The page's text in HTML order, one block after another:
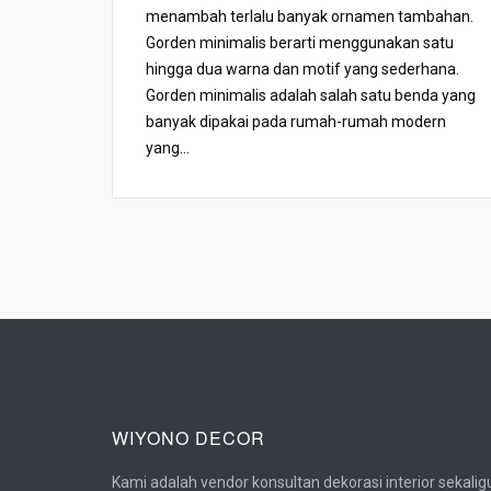
menambah terlalu banyak ornamen tambahan.
Gorden minimalis berarti menggunakan satu
hingga dua warna dan motif yang sederhana.
Gorden minimalis adalah salah satu benda yang
banyak dipakai pada rumah-rumah modern
yang...
WIYONO DECOR
Kami adalah vendor konsultan dekorasi interior